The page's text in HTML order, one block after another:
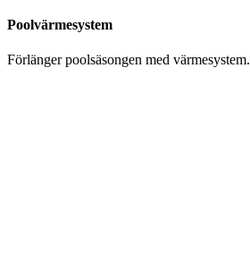
Poolvärmesystem
Förlänger poolsäsongen med värmesystem.